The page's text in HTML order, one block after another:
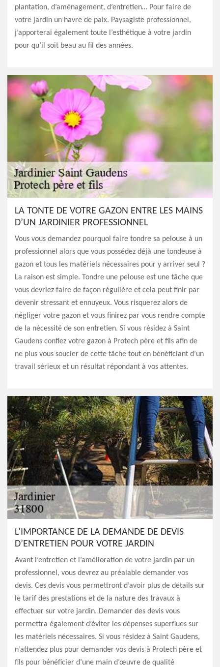
plantation, d’aménagement, d’entretien… Pour faire de
votre jardin un havre de paix. Paysagiste professionnel,
j’apporterai également toute l’esthétique à votre jardin
pour qu’il soit beau au fil des années.
LA TONTE DE VOTRE GAZON ENTRE LES MAINS
D’UN JARDINIER PROFESSIONNEL
Vous vous demandez pourquoi faire tondre sa pelouse à un
professionnel alors que vous possédez déjà une tondeuse à
gazon et tous les matériels nécessaires pour y arriver seul ?
La raison est simple. Tondre une pelouse est une tâche que
vous devriez faire de façon régulière et cela peut finir par
devenir stressant et ennuyeux. Vous risquerez alors de
négliger votre gazon et vous finirez par vous rendre compte
de la nécessité de son entretien. Si vous résidez à Saint
Gaudens confiez votre gazon à Protech père et fils afin de
ne plus vous soucier de cette tâche tout en bénéficiant d’un
travail sérieux et un résultat répondant à vos attentes.
L’IMPORTANCE DE LA DEMANDE DE DEVIS
D’ENTRETIEN POUR VOTRE JARDIN
Avant l’entretien et l’amélioration de votre jardin par un
professionnel, vous devrez au préalable demander vos
devis. Ces devis vous permettront d’avoir plus de détails sur
le tarif des prestations et de la nature des travaux à
effectuer sur votre jardin. Demander des devis vous
permettra également d’éviter les dépenses superflues sur
les matériels nécessaires. Si vous résidez à Saint Gaudens,
n’attendez plus pour demander vos devis à Protech père et
fils pour bénéficier d’une main d’œuvre de qualité